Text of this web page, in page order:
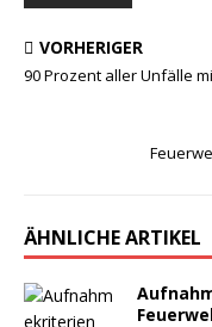
VORHERIGER
90 Prozent aller Unfälle
ÄHNLICHE ARTIKEL